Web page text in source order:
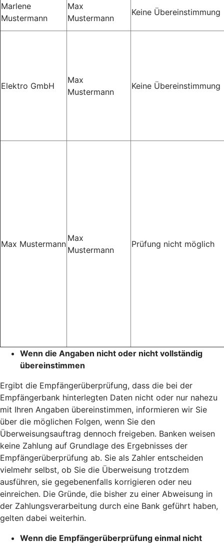
Marlene
Mustermann
Max
Mustermann
Keine Übereinstimmung
Elektro GmbH
Max
Mustermann
Keine Übereinstimmung
Max Mustermann
Max
Mustermann
Prüfung nicht möglich
Wenn die Angaben nicht oder nicht vollständig
übereinstimmen
Ergibt die Empfängerüberprüfung, dass die bei der
Empfängerbank hinterlegten Daten nicht oder nur nahezu
mit Ihren Angaben übereinstimmen, informieren wir Sie
über die möglichen Folgen, wenn Sie den
Überweisungsauftrag dennoch freigeben. Banken weisen
keine Zahlung auf Grundlage des Ergebnisses der
Empfängerüberprüfung ab. Sie als Zahler entscheiden
vielmehr selbst, ob Sie die Überweisung trotzdem
ausführen, sie gegebenenfalls korrigieren oder neu
einreichen. Die Gründe, die bisher zu einer Abweisung in
der Zahlungsverarbeitung durch eine Bank geführt haben,
gelten dabei weiterhin.
Wenn die Empfängerüberprüfung einmal nicht